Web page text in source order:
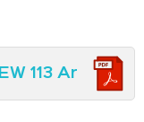
EW 113 Ar